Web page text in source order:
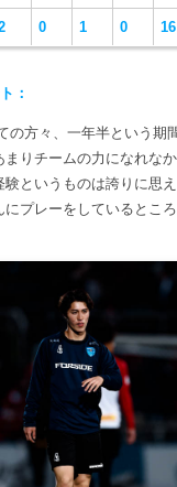
0 1 0 16
：
の方々、一年半という期
まりチームの力になれな
というものは誇りに思
にプレーをしているとこ